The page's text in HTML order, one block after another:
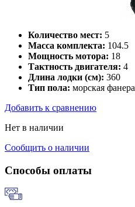
Количество мест: 5
Масса комплекта: 104.5
Мощность мотора: 18
Тактность двигателя: 4
Длина лодки (см): 360
Тип пола: морская фанера
Добавить к сравнению
Нет в наличии
Сообщить о наличии
Способы оплаты